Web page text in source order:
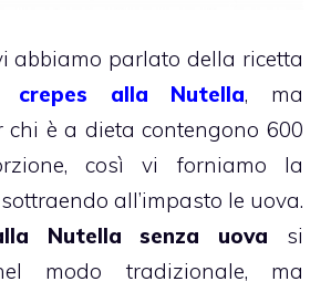
abbiamo parlato della ricetta
crepes alla Nutella, ma
chi è a dieta contengono 600
così vi forniamo la
all’impasto le uova.
Nutella senza uova si
modo tradizionale, ma